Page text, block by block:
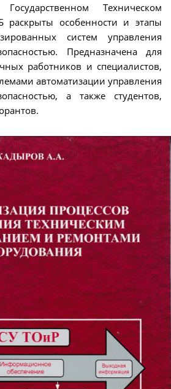
Техническом
раскрыты особенности и этапы
систем управления
Предназначена для
работников и специалистов,
автоматизации управления
а также студентов,